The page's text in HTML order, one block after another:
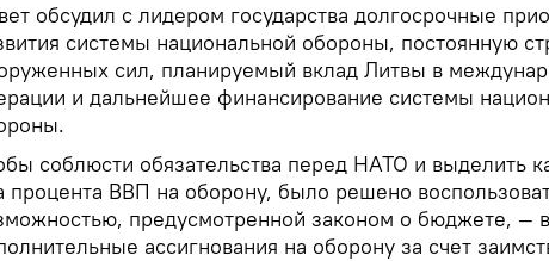
обсудил с лидером государства долгосрочные
системы национальной обороны, постоянную
сил, планируемый вклад Литвы в
и дальнейшее финансирование системы
соблюсти обязательства перед НАТО и выделить
процента ВВП на оборону, было решено
предусмотренной законом о бюджете, —
ассигнования на оборону за счет